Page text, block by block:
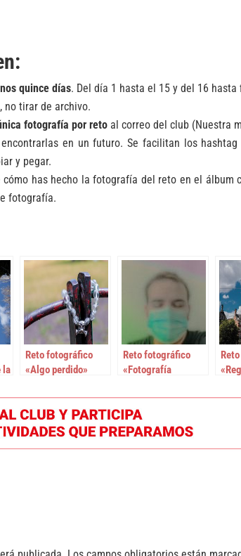
quince días. Del día 1 hasta el 15 y del 16 hasta
, no tirar de archivo.
fotografía por reto al correo del club (Nuestra
en un futuro. Se facilitan los
y pegar.
cómo has hecho la fotografía del reto en el álbum
fotografía.
la
Reto fotográfico
«Algo perdido»
Reto fotográfico
«Fotografía